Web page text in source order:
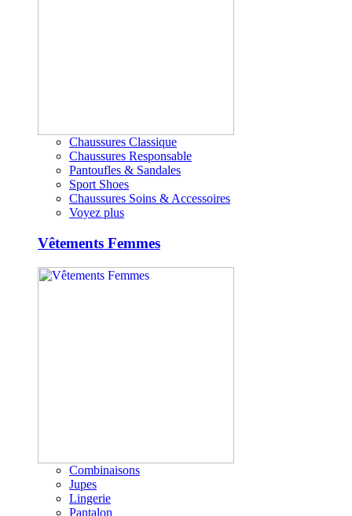
Chaussures Classique
Chaussures Responsable
Pantoufles & Sandales
Sport Shoes
Chaussures Soins & Accessoires
Voyez plus
Vêtements Femmes
Combinaisons
Jupes
Lingerie
Pantalon